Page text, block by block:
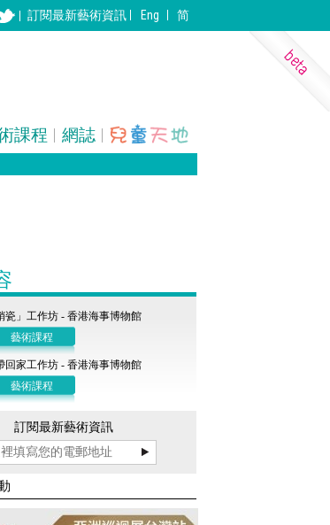
訂閱最新藝術資訊 Eng 简
課程 網誌
瓷」工作坊 - 香港海事博物館
藝術課程
回家工作坊 - 香港海事博物館
藝術課程
訂閱最新藝術資訊